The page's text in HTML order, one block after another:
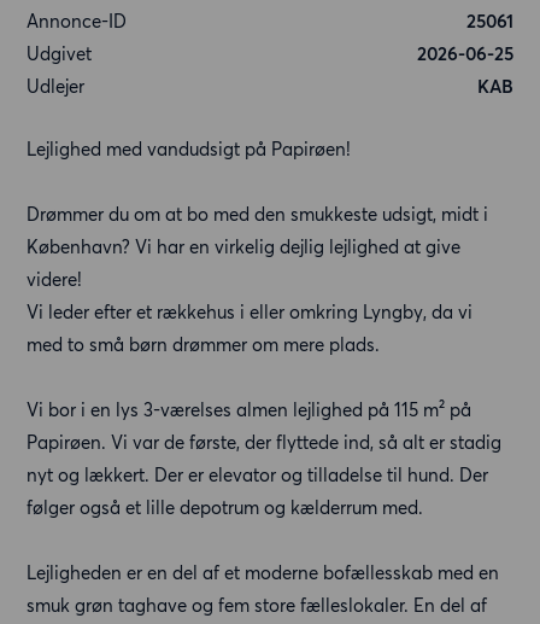
Annonce-ID
25061
Udgivet
2026-06-25
Udlejer
KAB
Lejlighed med vandudsigt på Papirøen!
Drømmer du om at bo med den smukkeste udsigt, midt i
København? Vi har en virkelig dejlig lejlighed at give
videre!
Vi leder efter et rækkehus i eller omkring Lyngby, da vi
med to små børn drømmer om mere plads.
Vi bor i en lys 3-værelses almen lejlighed på 115 m² på
Papirøen. Vi var de første, der flyttede ind, så alt er stadig
nyt og lækkert. Der er elevator og tilladelse til hund. Der
følger også et lille depotrum og kælderrum med.
Lejligheden er en del af et moderne bofællesskab med en
smuk grøn taghave og fem store fælleslokaler. En del af